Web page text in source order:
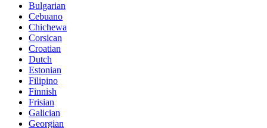
Bulgarian
Cebuano
Chichewa
Corsican
Croatian
Dutch
Estonian
Filipino
Finnish
Frisian
Galician
Georgian